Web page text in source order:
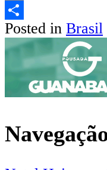
Email
Share
Posted in Brasil